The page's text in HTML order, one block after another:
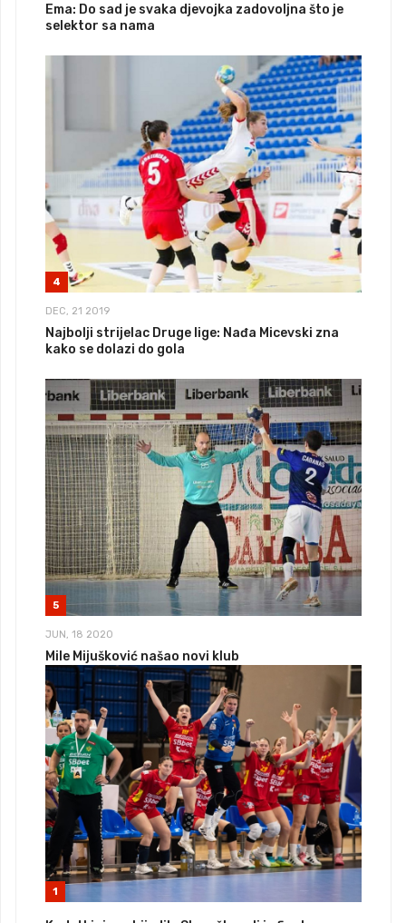
Ema: Do sad je svaka djevojka zadovoljna što je
selektor sa nama
4
DEC, 21 2019
Najbolji strijelac Druge lige: Nađa Micevski zna
kako se dolazi do gola
5
JUN, 18 2020
Mile Mijušković našao novi klub
1